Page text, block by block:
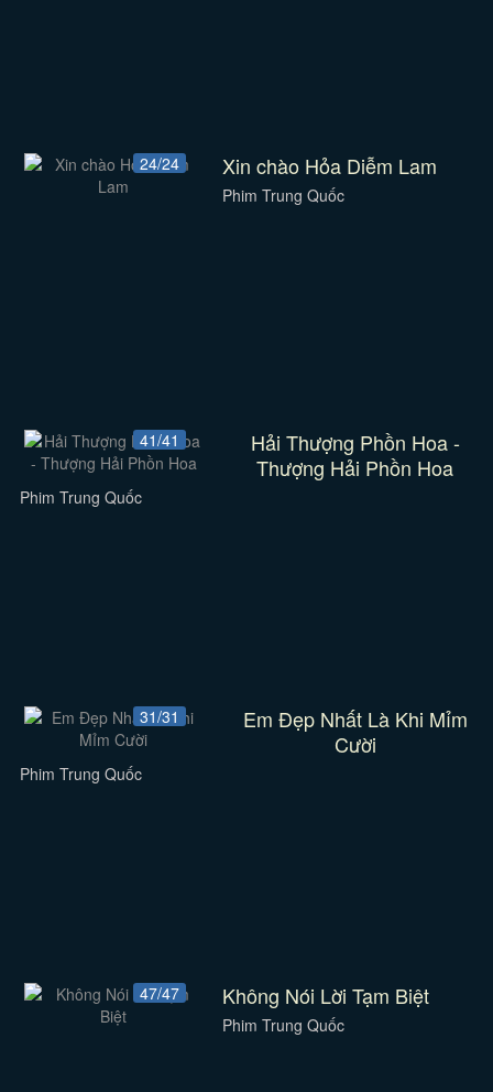
24/24 Xin chào Hỏa Diễm Lam
Phim Trung Quốc
41/41
Hải Thượng Phồn Hoa -
Thượng Hải Phồn Hoa
Phim Trung Quốc
31/31
Em Đẹp Nhất Là Khi Mỉm
Cười
Phim Trung Quốc
47/47 Không Nói Lời Tạm Biệt
Phim Trung Quốc